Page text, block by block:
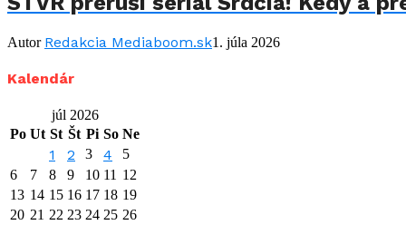
Autor Redakcia Mediaboom.sk1. júla 2026
Kalendár
júl 2026
Po Ut St Št Pi So Ne
1 2 3 4
5
6
7 8 9 10 11 12
13 14 15 16 17 18 19
20 21 22 23 24 25 26